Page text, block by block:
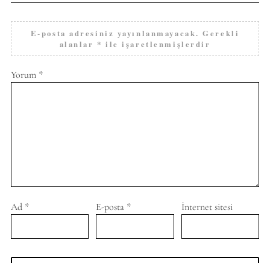
E-posta adresiniz yayınlanmayacak. Gerekli
alanlar * ile işaretlenmişlerdir
Yorum *
Ad * E-posta * İnternet sitesi